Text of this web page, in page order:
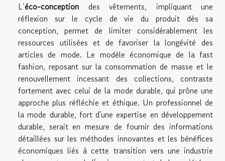
L’éco-conception des vêtements, impliquant une
réflexion sur le cycle de vie du produit dès sa
conception, permet de limiter considérablement les
ressources utilisées et de favoriser la longévité des
articles de mode. Le modèle économique de la fast
fashion, reposant sur la consommation de masse et le
renouvellement incessant des collections, contraste
fortement avec celui de la mode durable, qui prône une
approche plus réfléchie et éthique. Un professionnel de
la mode durable, fort d'une expertise en développement
durable, serait en mesure de fournir des informations
détaillées sur les méthodes innovantes et les bénéfices
économiques liés à cette transition vers une industrie